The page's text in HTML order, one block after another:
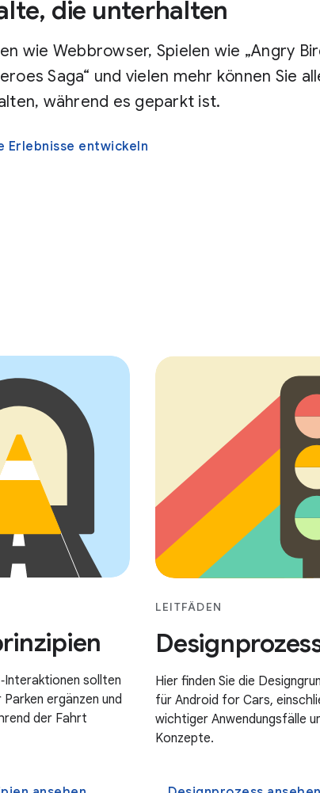
die unterhalten
wie Webbrowser, Spielen wie „Angry
Saga“ und vielen mehr können Sie
während es geparkt ist.
Erlebnisse entwickeln
sollten
ergänzen und
der Fahrt
LEITFÄDEN
Hier finden Sie die
für Android for Cars,
wichtiger Anwendungsfälle
Konzepte.